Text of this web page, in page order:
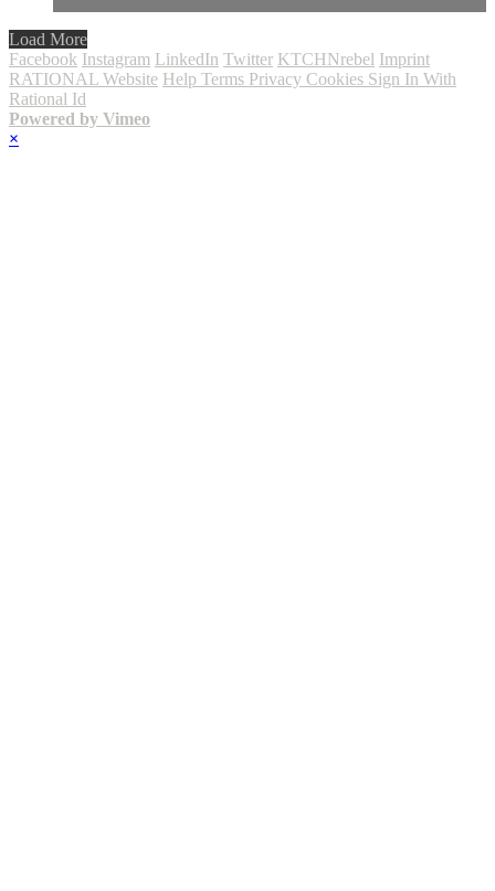
Load More
Facebook Instagram LinkedIn Twitter KTCHNrebel Imprint
RATIONAL Website Help Terms Privacy Cookies Sign In With
Rational Id
Powered by Vimeo
×